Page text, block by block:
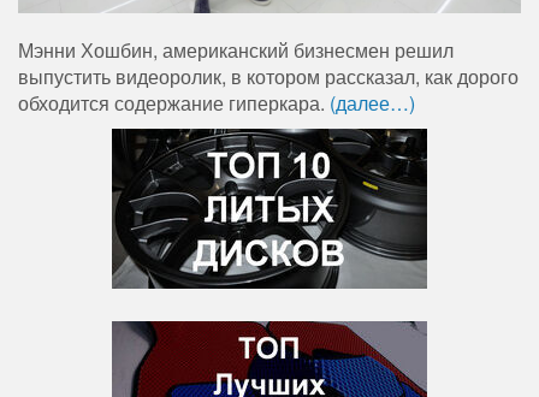
Мэнни Хошбин, американский бизнесмен решил
выпустить видеоролик, в котором рассказал, как дорого
обходится содержание гиперкара. (далее…)